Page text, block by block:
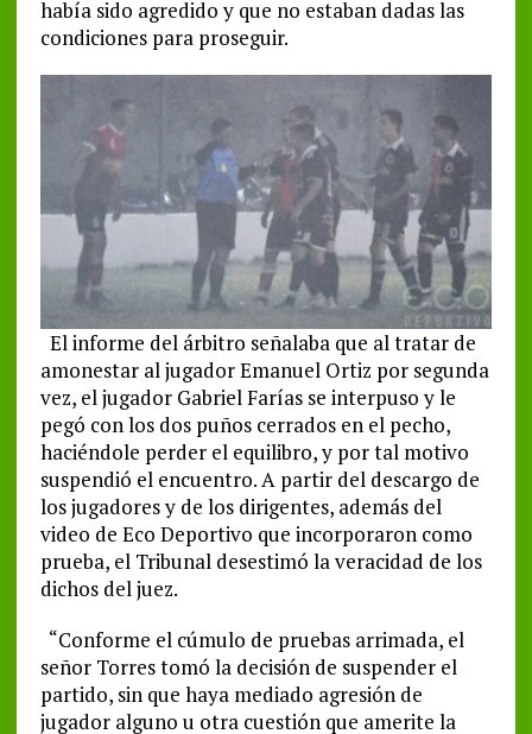
había sido agredido y que no estaban dadas las
condiciones para proseguir.
El informe del árbitro señalaba que al tratar de
amonestar al jugador Emanuel Ortiz por segunda
vez, el jugador Gabriel Farías se interpuso y le
pegó con los dos puños cerrados en el pecho,
haciéndole perder el equilibro, y por tal motivo
suspendió el encuentro. A partir del descargo de
los jugadores y de los dirigentes, además del
video de Eco Deportivo que incorporaron como
prueba, el Tribunal desestimó la veracidad de los
dichos del juez.
“Conforme el cúmulo de pruebas arrimada, el
señor Torres tomó la decisión de suspender el
partido, sin que haya mediado agresión de
jugador alguno u otra cuestión que amerite la